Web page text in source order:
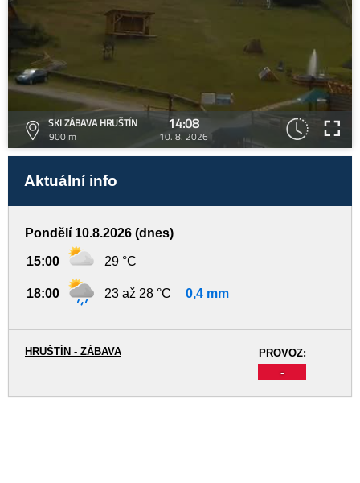
SKI ZÁBAVA HRUŠTÍN
900 m
14:08
10. 8. 2026
Aktuální info
Pondělí 10.8.2026 (dnes)
15:00 29 °C
18:00 23 až 28 °C 0,4 mm
PROVOZ:
-
HRUŠTÍN - ZÁBAVA